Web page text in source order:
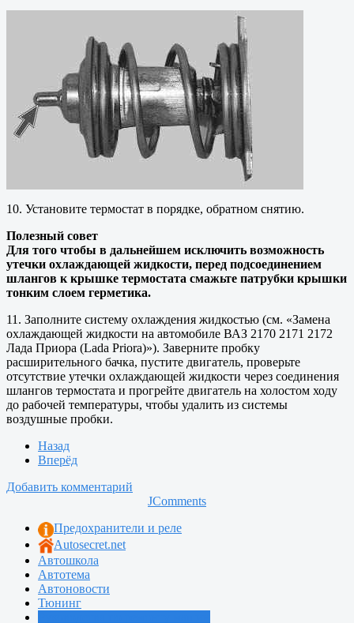
10. Установите термостат в порядке, обратном снятию.
Полезный совет
Для того чтобы в дальнейшем исключить возможность
утечки охлаждающей жидкости, перед подсоединением
шлангов к крышке термостата смажьте патрубки крышки
тонким слоем герметика.
11. Заполните систему охлаждения жидкостью (см. «Замена
охлаждающей жидкости на автомобиле ВАЗ 2170 2171 2172
Лада Приора (Lada Priora)»). Заверните пробку
расширительного бачка, пустите двигатель, проверьте
отсутствие утечки охлаждающей жидкости через соединения
шлангов термостата и прогрейте двигатель на холостом ходу
до рабочей температуры, чтобы удалить из системы
воздушные пробки.
Назад
Вперёд
Добавить комментарий
JComments
Предохранители и реле
Autosecret.net
Автошкола
Автотема
Автоновости
Тюнинг